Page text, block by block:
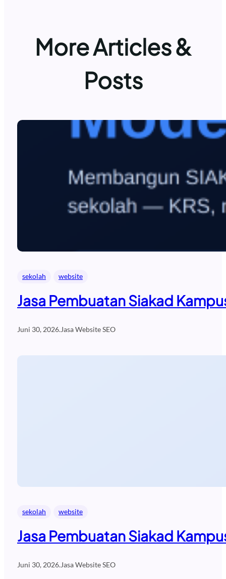
More Articles &
Posts
sekolah website
Jasa Pembuatan Siakad
Juni 30, 2026.Jasa Website SEO
sekolah website
Jasa Pembuatan Siakad
Juni 30, 2026.Jasa Website SEO